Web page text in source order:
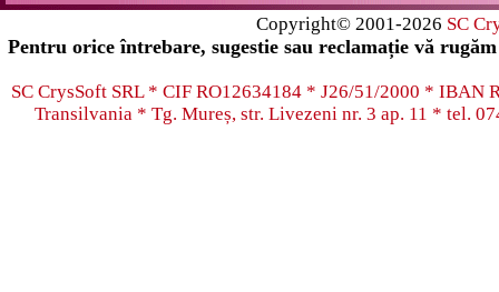
Copyright© 2001-2026 SC
Pentru orice întrebare, sugestie sau reclamație vă
SC CrysSoft SRL * CIF RO12634184 * J26/51/2000 * IBAN
Transilvania * Tg. Mureș, str. Livezeni nr. 3 ap. 11 * tel.